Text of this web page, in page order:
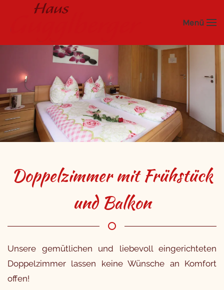
Menü
Doppelzimmer mit Frühstück
und Balkon
Unsere gemütlichen und liebevoll eingerichteten
Doppelzimmer lassen keine Wünsche an Komfort
offen!